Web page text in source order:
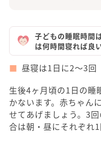
子どもの睡眠時間
は何時間寝れば良
昼寝は1日に2～3回
生後4ヶ月頃の1日の睡
かないます。赤ちゃん
せてあげましょう。3
合は朝・昼にそれぞれ1